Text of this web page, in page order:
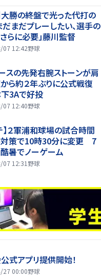
大勝の終盤で光った代打の
だまだプレーしたい、選手の
らに必要」藤川監督
07 12:42野球
スの先発右腕ストーンが肩
ら約２年ぶりに公式戦復
3Aで好投
07 12:40野球
】２軍浦和球場の試合時間
策で10時30分に変更 7
暑でノーゲーム
12:31 野球
式アプリ提供開始！
27 00:00野球